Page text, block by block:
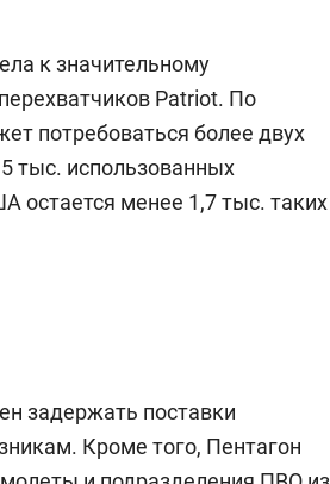
к значительному
Patriot. По
потребоваться более двух
тыс. использованных
остается менее 1,7 тыс. таких
задержать поставки
Кроме того, Пентагон